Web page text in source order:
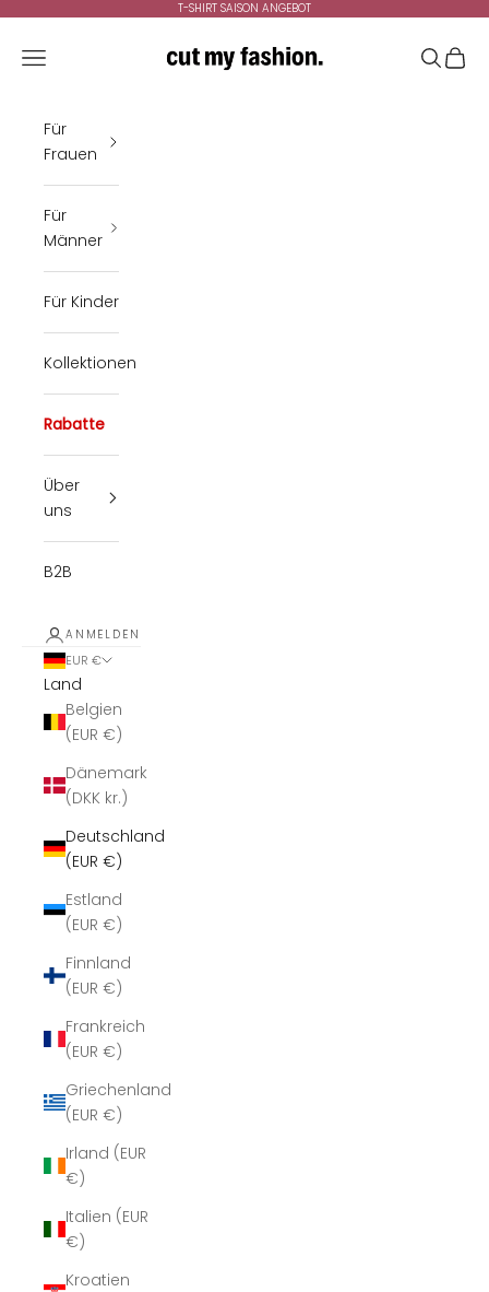
T-SHIRT SAISON ANGEBOT
cutmyfashion
Menü Suchen
Für
Frauen
Für
Männer
Für Kinder
Kollektionen
Rabatte
Über
uns
B2B
ANMELDEN
EUR €
Land
Belgien
(EUR €)
Dänemark
(DKK kr.)
Deutschland
(EUR €)
Estland
(EUR €)
Finnland
(EUR €)
Frankreich
(EUR €)
Griechenland
(EUR €)
Irland (EUR
€)
Italien (EUR
€)
Kroatien